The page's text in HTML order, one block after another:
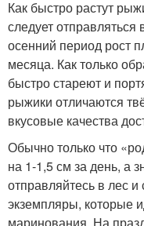
Как быстро растут
следует
осенний период рост
месяца. Как только
быстро стареют и
рыжики отличаются
вкусовые качества
Обычно только что
на 1-1,5 см за день, а
отправляйтесь в лес
экземпляры, которые